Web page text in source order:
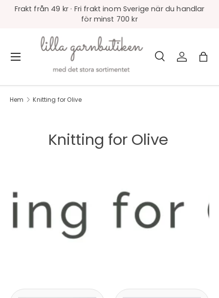
Frakt från 49 kr · Fri frakt inom Sverige när du handlar
för minst 700 kr
Sök
Produkttyp
Sök Logga in
Meny
Hem Knitting for Olive
Knitting for Olive